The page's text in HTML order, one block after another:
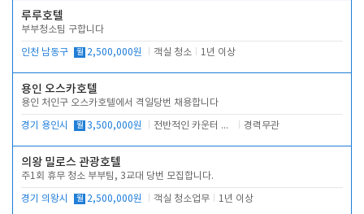
루루호텔
부부청소팀 구합니다
인천 남동구 월 2,500,000원 객실 청소 1년 이상
용인 오스카호텔
용인 처인구 오스카호텔에서 격일당번 채용합니다
경기 용인시 월 3,500,000원 전반적인 카운터 업무 경력무관
의왕 밀로스 관광호텔
주1회 휴무 청소 부부팀, 3교대 당번 모집합니다.
경기 의왕시 월 2,500,000원 객실 청소업무 1년 이상